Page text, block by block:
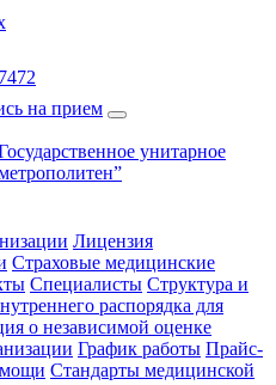
на прием
унитарное
Лицензия
Страховые медицинские
Специалисты Структура и
распорядка для
о независимой оценке
График работы Прайс-
Стандарты медицинской